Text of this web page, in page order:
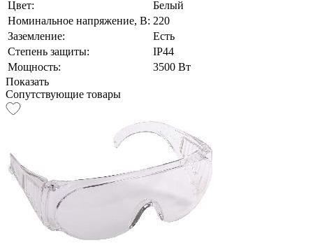
Цвет:
Белый
Номинальное напряжение, В: 220
Заземление:
Есть
Степень защиты:
IP44
Мощность:
3500 Вт
Показать
Сопутствующие товары